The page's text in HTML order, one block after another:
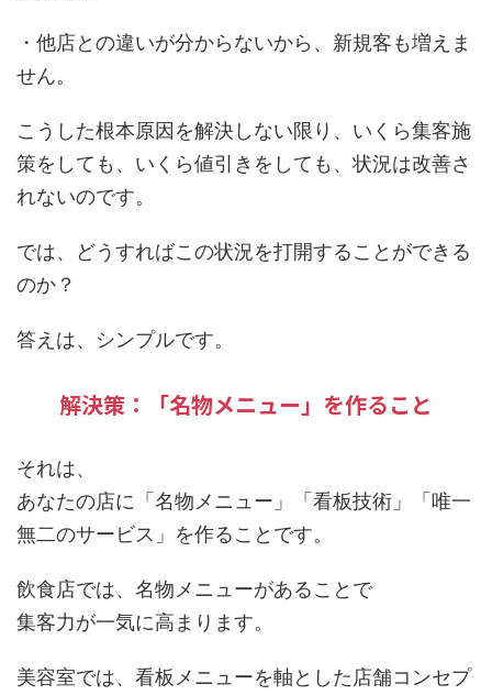
・他店との違いが分からないから、新規客も増えま
せん。
こうした根本原因を解決しない限り、いくら集客施
策をしても、いくら値引きをしても、状況は改善さ
れないのです。
では、どうすればこの状況を打開することができる
のか？
答えは、シンプルです。
解決策：「名物メニュー」を作ること
それは、
あなたの店に「名物メニュー」「看板技術」「唯一
無二のサービス」を作ることです。
飲食店では、名物メニューがあることで
集客力が一気に高まります。
美容室では、看板メニューを軸とした店舗コンセプ